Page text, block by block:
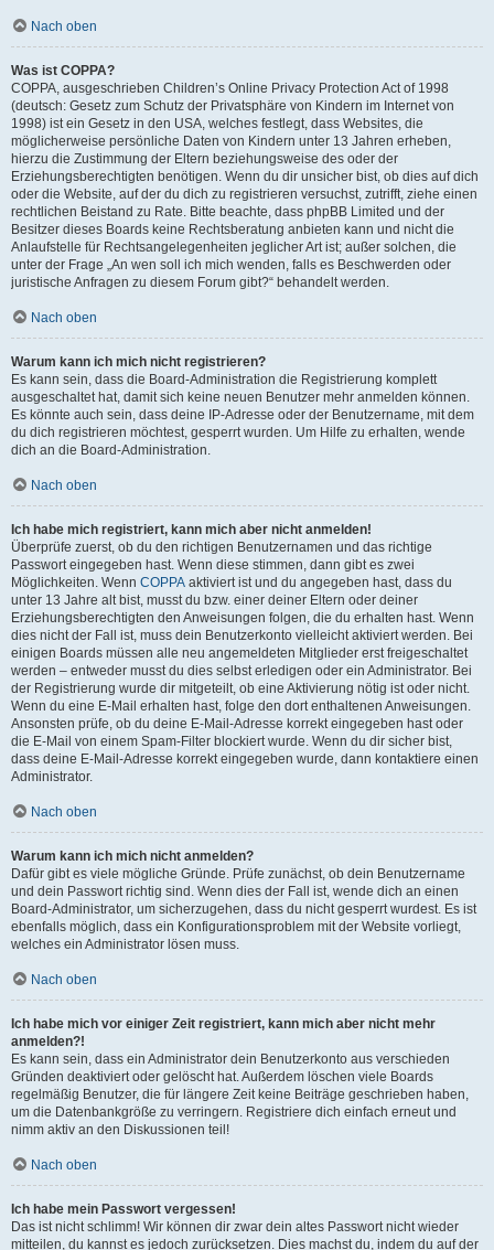
Nach oben
Was ist COPPA?
COPPA, ausgeschrieben Children’s Online Privacy Protection Act of 1998
(deutsch: Gesetz zum Schutz der Privatsphäre von Kindern im Internet von
1998) ist ein Gesetz in den USA, welches festlegt, dass Websites, die
möglicherweise persönliche Daten von Kindern unter 13 Jahren erheben,
hierzu die Zustimmung der Eltern beziehungsweise des oder der
Erziehungsberechtigten benötigen. Wenn du dir unsicher bist, ob dies auf dich
oder die Website, auf der du dich zu registrieren versuchst, zutrifft, ziehe einen
rechtlichen Beistand zu Rate. Bitte beachte, dass phpBB Limited und der
Besitzer dieses Boards keine Rechtsberatung anbieten kann und nicht die
Anlaufstelle für Rechtsangelegenheiten jeglicher Art ist; außer solchen, die
unter der Frage „An wen soll ich mich wenden, falls es Beschwerden oder
juristische Anfragen zu diesem Forum gibt?“ behandelt werden.
Nach oben
Warum kann ich mich nicht registrieren?
Es kann sein, dass die Board-Administration die Registrierung komplett
ausgeschaltet hat, damit sich keine neuen Benutzer mehr anmelden können.
Es könnte auch sein, dass deine IP-Adresse oder der Benutzername, mit dem
du dich registrieren möchtest, gesperrt wurden. Um Hilfe zu erhalten, wende
dich an die Board-Administration.
Nach oben
Ich habe mich registriert, kann mich aber nicht anmelden!
Überprüfe zuerst, ob du den richtigen Benutzernamen und das richtige
Passwort eingegeben hast. Wenn diese stimmen, dann gibt es zwei
Möglichkeiten. Wenn COPPA aktiviert ist und du angegeben hast, dass du
unter 13 Jahre alt bist, musst du bzw. einer deiner Eltern oder deiner
Erziehungsberechtigten den Anweisungen folgen, die du erhalten hast. Wenn
dies nicht der Fall ist, muss dein Benutzerkonto vielleicht aktiviert werden. Bei
einigen Boards müssen alle neu angemeldeten Mitglieder erst freigeschaltet
werden – entweder musst du dies selbst erledigen oder ein Administrator. Bei
der Registrierung wurde dir mitgeteilt, ob eine Aktivierung nötig ist oder nicht.
Wenn du eine E-Mail erhalten hast, folge den dort enthaltenen Anweisungen.
Ansonsten prüfe, ob du deine E-Mail-Adresse korrekt eingegeben hast oder
die E-Mail von einem Spam-Filter blockiert wurde. Wenn du dir sicher bist,
dass deine E-Mail-Adresse korrekt eingegeben wurde, dann kontaktiere einen
Administrator.
Nach oben
Warum kann ich mich nicht anmelden?
Dafür gibt es viele mögliche Gründe. Prüfe zunächst, ob dein Benutzername
und dein Passwort richtig sind. Wenn dies der Fall ist, wende dich an einen
Board-Administrator, um sicherzugehen, dass du nicht gesperrt wurdest. Es ist
ebenfalls möglich, dass ein Konfigurationsproblem mit der Website vorliegt,
welches ein Administrator lösen muss.
Nach oben
Ich habe mich vor einiger Zeit registriert, kann mich aber nicht mehr
anmelden?!
Es kann sein, dass ein Administrator dein Benutzerkonto aus verschieden
Gründen deaktiviert oder gelöscht hat. Außerdem löschen viele Boards
regelmäßig Benutzer, die für längere Zeit keine Beiträge geschrieben haben,
um die Datenbankgröße zu verringern. Registriere dich einfach erneut und
nimm aktiv an den Diskussionen teil!
Nach oben
Ich habe mein Passwort vergessen!
Das ist nicht schlimm! Wir können dir zwar dein altes Passwort nicht wieder
mitteilen, du kannst es jedoch zurücksetzen. Dies machst du, indem du auf der